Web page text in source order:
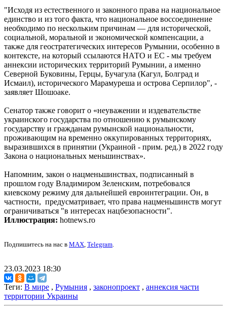
"Исходя из естественного и законного права на национальное
единство и из того факта, что национальное воссоединение
необходимо по нескольким причинам — для исторической,
социальной, моральной и экономической компенсации, а
также для геостратегических интересов Румынии, особенно в
контексте, на который ссылаются НАТО и ЕС - мы требуем
аннексии исторических территорий Румынии, а именно
Северной Буковины, Герцы, Бучагула (Кагул, Болград и
Исмаил), исторического Марамуреша и острова Серпилор", -
заявляет Шошоаке.
Сенатор также говорит о «неуважении и издевательстве
украинского государства по отношению к румынскому
государству и гражданам румынской национальности,
проживающим на временно оккупированных территориях,
выразившихся в принятии (Украиной - прим. ред.) в 2022 году
Закона о национальных меньшинствах».
Напомним, закон о нацменьшинствах, подписанный в
прошлом году Владимиром Зеленским, потребовался
киевскому режиму для дальнейшей евроинтеграции. Он, в
частности, предусматривает, что права нацменьшинств могут
ограничиваться "в интересах нацбезопасности".
Иллюстрация: hotnews.ro
Подпишитесь на нас в MAX, Telegram.
23.03.2023 18:30
Теги: В мире , Румыния , законопроект , аннексия части
территории Украины